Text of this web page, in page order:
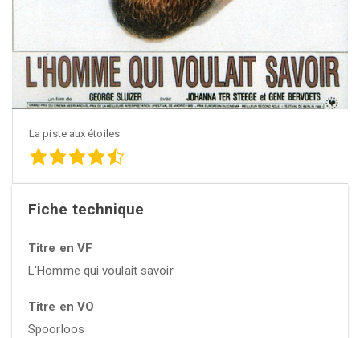
La piste aux étoiles
Fiche technique
Titre en VF
L'Homme qui voulait savoir
Titre en VO
Spoorloos